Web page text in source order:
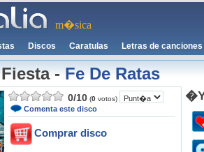
m�sica
Discos Caratulas Letras de canciones
-Fe De Ratas
0/10 (0 votos)
Comenta este disco
Comprar disco